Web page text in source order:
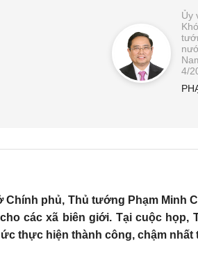
Ủy
4/
Chính phủ, Thủ tướng Phạm
các xã biên giới. Tại cuộc họp,
thực hiện thành công, chậm